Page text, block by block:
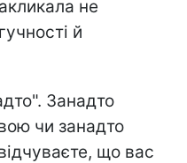
не
й
Занадто
чи занадто
що вас